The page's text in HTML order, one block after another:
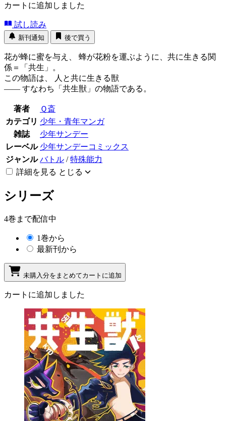
カートに追加しました
試し読み
新刊通知 後で買う
花が蜂に蜜を与え、 蜂が花粉を運ぶように、共に生きる関
係＝「共生」。
この物語は、 人と共に生きる獣
―― すなわち「共生獣」の物語である。
著者
Ｑ斎
カテゴリ 少年・青年マンガ
雑誌
少年サンデー
レーベル 少年サンデーコミックス
ジャンル バトル /特殊能力
詳細を見る とじる
シリーズ
4巻まで配信中
1巻から
最新刊から
未購入分をまとめてカートに追加
カートに追加しました